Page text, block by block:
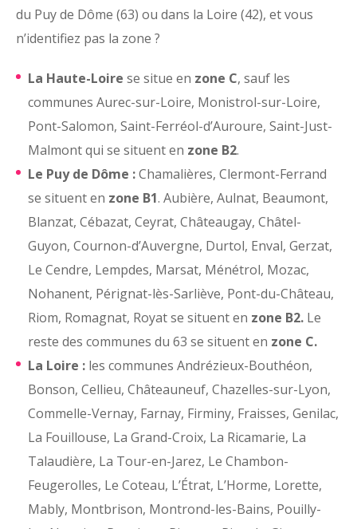
du Puy de Dôme (63) ou dans la Loire (42), et vous
n’identifiez pas la zone ?
La Haute-Loire se situe en zone C, sauf les
communes Aurec-sur-Loire, Monistrol-sur-Loire,
Pont-Salomon, Saint-Ferréol-d’Auroure, Saint-Just-
Malmont qui se situent en zone B2.
Le Puy de Dôme :Chamalières, Clermont-Ferrand
se situent en zone B1. Aubière, Aulnat, Beaumont,
Blanzat, Cébazat, Ceyrat, Châteaugay, Châtel-
Guyon, Cournon-d’Auvergne, Durtol, Enval, Gerzat,
Le Cendre, Lempdes, Marsat, Ménétrol, Mozac,
Nohanent, Pérignat-lès-Sarliève, Pont-du-Château,
Riom, Romagnat, Royat se situent en zone B2. Le
reste des communes du 63 se situent en zone C.
La Loire : les communes Andrézieux-Bouthéon,
Bonson, Cellieu, Châteauneuf, Chazelles-sur-Lyon,
Commelle-Vernay, Farnay, Firminy, Fraisses, Genilac,
La Fouillouse, La Grand-Croix, La Ricamarie, La
Talaudière, La Tour-en-Jarez, Le Chambon-
Feugerolles, Le Coteau, L’Étrat, L’Horme, Lorette,
Mably, Montbrison, Montrond-les-Bains, Pouilly-